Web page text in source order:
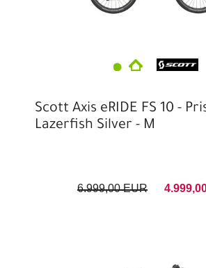
Scott Axis eRIDE FS 10 -
Lazerfish Silver - M
6.999,00 EUR